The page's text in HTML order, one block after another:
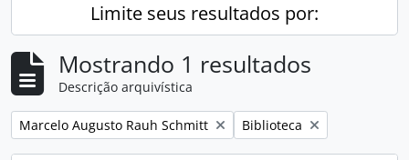
Limite seus resultados por:
Mostrando 1 resultados
Descrição arquivística
Remover filtro:
Marcelo Augusto Rauh Schmitt Remover filtro:
Biblioteca